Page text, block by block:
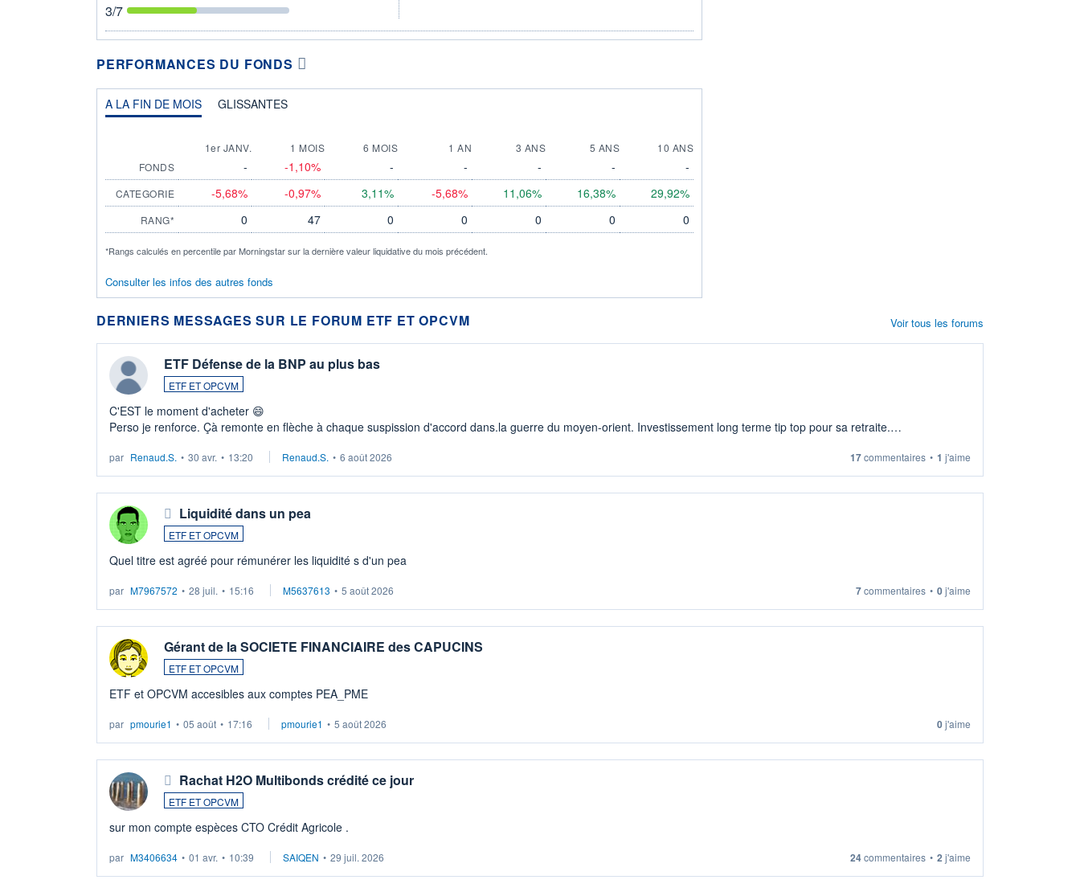
3/7
PERFORMANCES DU FONDS
A LA FIN DE MOIS GLISSANTES
1er JANV. 1 MOIS 6 MOIS 1 AN 3 ANS 5 ANS
10 ANS
FONDS
- -1,10% - - - - -
CATEGORIE -5,68% -0,97% 3,11% -5,68% 11,06% 16,38% 29,92%
RANG* 0 47 0 0 0 0 0
*Rangs calculés en percentile par Morningstar sur la dernière valeur liquidative du mois précédent.
Consulter les infos des autres fonds
DERNIERS MESSAGES SUR LE FORUM ETF ET OPCVM
ETF Défense de la BNP au plus bas
ETF ET OPCVM
C'EST le moment d'acheter 😄​
Perso je renforce. Çà remonte en flèche à chaque suspission d'accord dans.la guerre du moyen-orient. Investissement long terme tip top pour sa retraite.
par Renaud.S. • 30 avr. • 13:20 Renaud.S. • 6 août 2026 17commentaires • 1 j'aime
Liquidité dans un pea
ETF ET OPCVM
Quel titre est agréé pour rémunérer les liquidité s d'un pea
par M7967572 • 28 juil. • 15:16 M5637613 • 5 août 2026 7commentaires • 0j'aime
Gérant de la SOCIETE FINANCIAIRE des CAPUCINS
ETF ET OPCVM
ETF et OPCVM accesibles aux comptes PEA_PME
par pmourie1 • 05 août • 17:16 pmourie1 • 5 août 2026 0j'aime
Rachat H2O Multibonds crédité ce jour
ETF ET OPCVM
sur mon compte espèces CTO Crédit Agricole .
par M3406634 • 01 avr. • 10:39 SAIQEN • 29 juil. 2026 24commentaires • 2 j'aime
Voir tous les forums